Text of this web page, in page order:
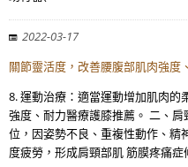
2022-03-17
關節靈活度，改善腰腹部肌肉強度
8. 運動治療：適當運動增加肌肉的
強度、耐力醫療護膝推薦。 二、
位，因姿勢不良、重複性動作、精
度疲勞，形成肩頸部肌 筋膜疼痛